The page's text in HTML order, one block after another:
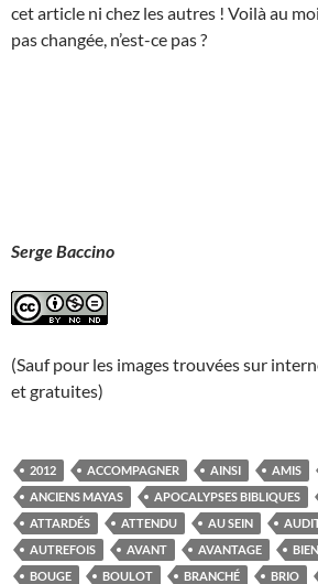
cet article ni chez les autres ! Voilà au
pas changée, n’est-ce pas ?
Serge Baccino
(Sauf pour les images trouvées sur
et gratuites)
2012 ACCOMPAGNER AINSI AMIS
ANCIENS MAYAS
APOCALYPSES BIBLIQUES
ATTARDÉS
ATTENDU AU SEIN
AUTREFOIS
AVANT AVANTAGE BIEN
BOUGE
BOULOT BRANCHÉ BRIO